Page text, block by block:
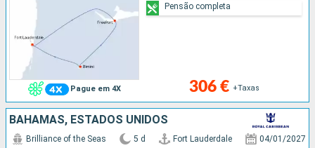
Pague em 4X 306 € +Taxas
Pensão completa
BAHAMAS, ESTADOS UNIDOS
Brilliance of the Seas 5 d Fort Lauderdale 04/01/2027